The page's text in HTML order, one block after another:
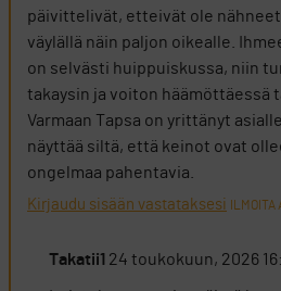
päivittelivät, etteivät ole nähneet
väylällä näin paljon oikealle.
on selvästi huippuiskussa, niin
takaysin ja voiton häämöttäessä
Varmaan Tapsa on yrittänyt
näyttää siltä, että keinot ovat
ongelmaa pahentavia.
Kirjaudu sisään vastataksesi ILMOITA
Takatii1 24 toukokuun, 2026